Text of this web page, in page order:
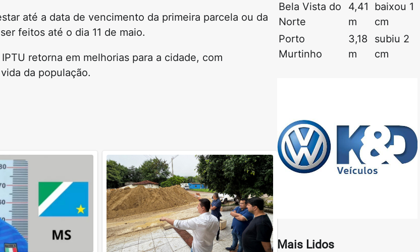
até a data de vencimento da primeira parcela ou da
feitos até o dia 11 de maio.
retorna em melhorias para a cidade, com
da população.
Bela Vista do
Norte
4,41
m
baixou 1
cm
Porto
Murtinho
3,18
m
subiu 2
cm
Mais Lidos